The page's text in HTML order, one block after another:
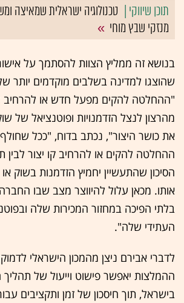
טכנולוגיה ישראלית שמאיצה
מנזקי שבץ מוחי
בנושא זה ממליץ הצוות להסתמך על
שהוצגו למדינה בשלבים מוקדמים יותר
"ההחלטה להקים מפעל חדש או להרחיב
מהרצון לנצל הזדמנויות ופוטנציאל של
את כושר היצור", נכתב בדוח, "ככל שחולף
ההחלטה להקים או להרחיב קו יצור לבין
הסיכון שהתעשיין יחמיץ הזדמנות בשוק
אותו. מכאן עלול להיווצר מצב שבו
בלתי הפיכה במחזור המכירות שלה
העתידי שלה".
לדברי אבירם ניצן מהמכון הישראלי
ההמלצות יאפשר פישוט וייעול של
בישראל, תוך חיסכון של זמן ותקציבים